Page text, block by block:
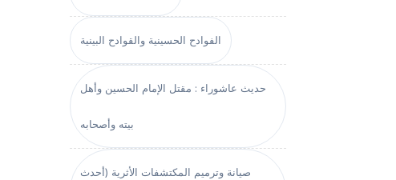
الفوادح الحسينية والقوادح البينية
حديث عاشوراء : مقتل الإمام الحسين وأهل
بيته وأصحابه
صيانة وترميم المكتشفات الأثرية (أحدث